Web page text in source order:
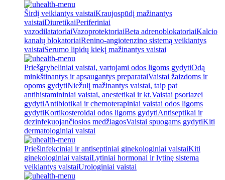
Širdį veikiantys vaistaiKraujospūdį mažinantys
vaistaiDiuretikaiPeriferiniai
vazodilatatoriaiVazoprotektoriaiBeta adrenoblokatoriaiKalcio
kanalų blokatoriaiRenino-angiotenzino sistemą veikiantys
vaistaiSerumo lipidų kiekį mažinantys vaistai
Priešgrybeliniai vaistai, vartojami odos ligoms gydytiOdą
minkštinantys ir apsaugantys preparataiVaistai žaizdoms ir
opoms gydytiNiežulį mažinantys vaistai, taip pat
antihistamininiai vaistai, anestetikai ir kt.Vaistai psoriazei
gydytiAntibiotikai ir chemoterapiniai vaistai odos ligoms
gydytiKortikosteroidai odos ligoms gydytiAntiseptikai ir
dezinfekuojančiosios medžiagosVaistai spuogams gydytiKiti
dermatologiniai vaistai
Priešinfekciniai ir antiseptiniai ginekologiniai vaistaiKiti
ginekologiniai vaistaiLytiniai hormonai ir lytinę sistemą
veikiantys vaistaiUrologiniai vaistai